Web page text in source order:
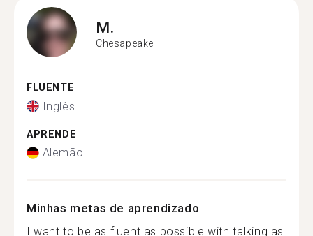
M.
Chesapeake
FLUENTE
Inglês
APRENDE
Alemão
Minhas metas de aprendizado
I want to be as fluent as possible with talking as